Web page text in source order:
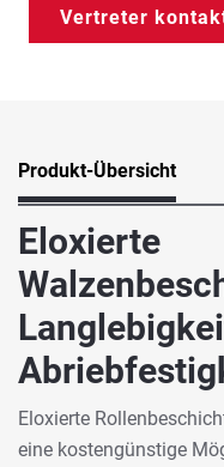
Vertreter
Produkt-Übersicht
Eloxierte
Eloxierte
eine kostengünstige